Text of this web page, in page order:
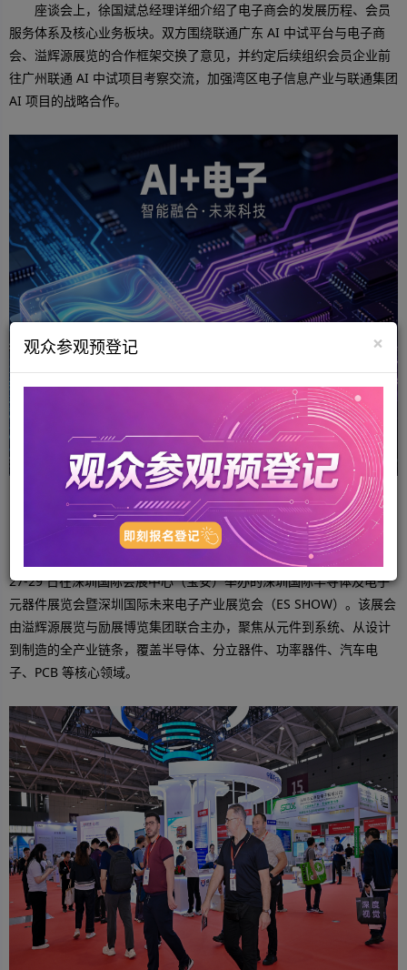
座谈会上，徐国斌总经理详细介绍了电子商会的发展历程、会员
服务体系及核心业务板块。双方围绕联通广东 AI 中试平台与电子商
会、溢辉源展览的合作框架交换了意见，并约定后续组织会员企业前
往广州联通 AI 中试项目考察交流，加强湾区电子信息产业与联通集团
AI 项目的战略合作。
二、ES SHOW：链接 AI 与电子产业的核心枢纽
在专题介绍环节，徐国斌总经理重点推介了将于2026 年 10 月
27-29 日在深圳国际会展中心（宝安）举办的深圳国际半导体及电子
元器件展览会暨深圳国际未来电子产业展览会（ES SHOW）。该展会
由溢辉源展览与励展博览集团联合主办，聚焦从元件到系统、从设计
到制造的全产业链条，覆盖半导体、分立器件、功率器件、汽车电
子、PCB 等核心领域。
×
观众参观预登记